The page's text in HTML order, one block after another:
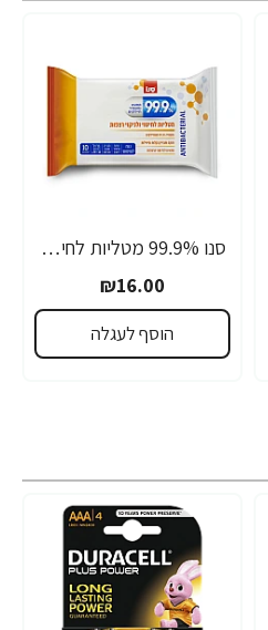
סנו 99.9% מטליות לחיטוי ולניקוי רצפות - 10 יחידות
₪16.00
הוסף לעגלה